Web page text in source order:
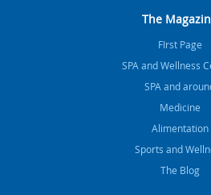
The
FIrst Page
SPA and Wellness
SPA and
Medicine
Alimentation
Sports and
The Blog